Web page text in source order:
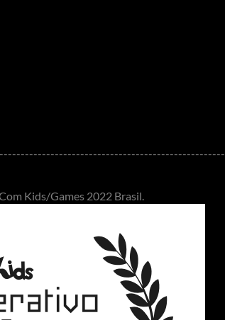
Kids/Games 2022 Brasil.